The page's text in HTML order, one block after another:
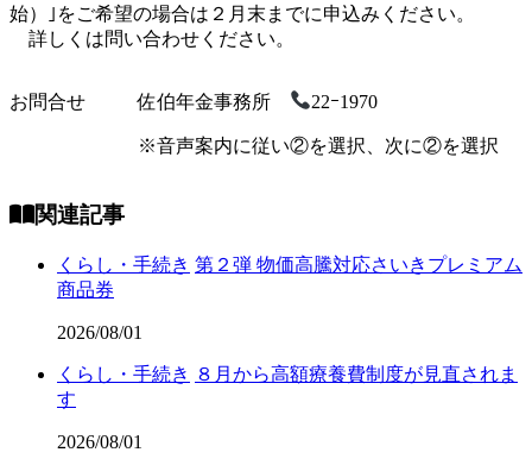
始）｣をご希望の場合は２月末までに申込みください。
詳しくは問い合わせください。
お問合せ 佐伯年金事務所 22ｰ1970
※音声案内に従い②を選択、次に②を選択
関連記事
くらし・手続き 第２弾 物価高騰対応さいきプレミアム
商品券
2026/08/01
くらし・手続き ８月から高額療養費制度が見直されま
す
2026/08/01